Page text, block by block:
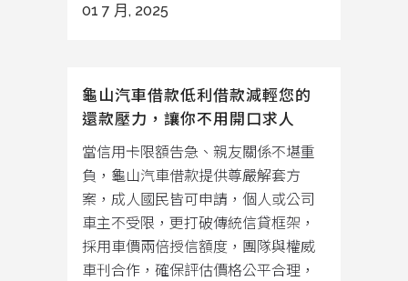
01 7 月, 2025
龜山汽車借款低利借款減輕您的
還款壓力，讓你不用開口求人
當信用卡限額告急、親友關係不堪重
負，龜山汽車借款提供尊嚴解套方
案，成人國民皆可申請，個人或公司
車主不受限，更打破傳統信貸框架，
採用車價兩倍授信額度，團隊與權威
車刊合作，確保評估價格公平合理，